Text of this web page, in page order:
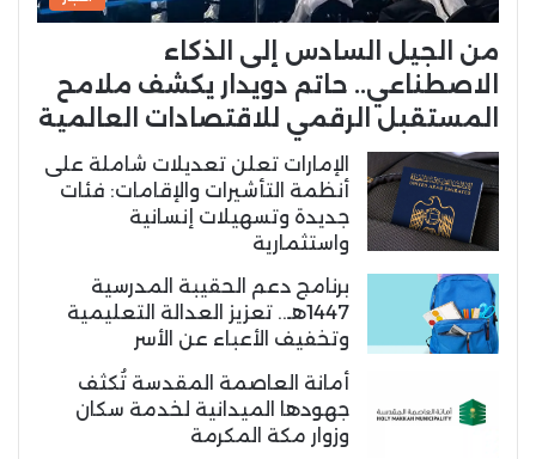
من الجيل السادس إلى الذكاء
الاصطناعي.. حاتم دويدار يكشف ملامح
المستقبل الرقمي للاقتصادات العالمية
الإمارات تعلن تعديلات شاملة على
أنظمة التأشيرات والإقامات: فئات
جديدة وتسهيلات إنسانية
واستثمارية
برنامج دعم الحقيبة المدرسية
1447هـ.. تعزيز العدالة التعليمية
وتخفيف الأعباء عن الأسر
أمانة العاصمة المقدسة تُكثف
جهودها الميدانية لخدمة سكان
وزوار مكة المكرمة